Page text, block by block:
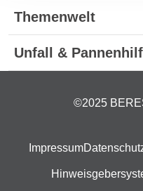
Themenwelt
Unfall &
©2025
Impressum